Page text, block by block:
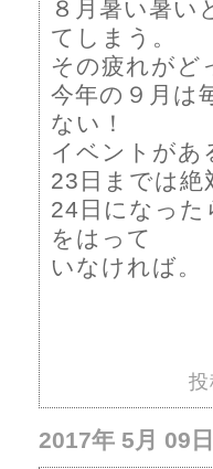
８月暑い暑い
てしまう。
その疲れがど
今年の９月は
ない！
イベントがあ
23日までは絶
24日になった
をはって
いなければ。
投
2017年 5月 09日